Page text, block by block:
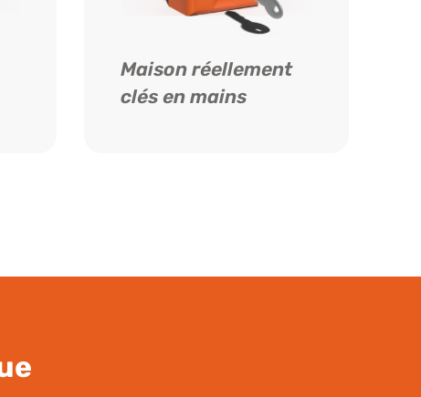
Maison réellement
clés en mains